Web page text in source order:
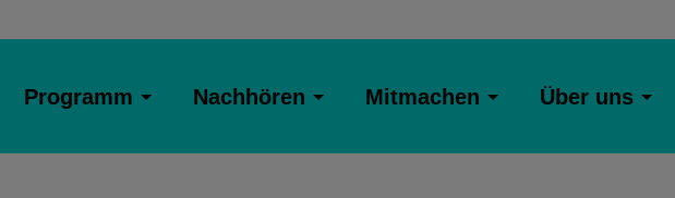
Programm Nachhören Mitmachen Über uns